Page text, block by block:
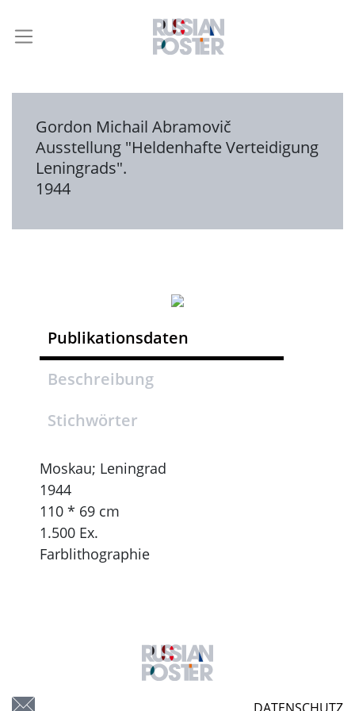
Gordon Michail Abramovič
Ausstellung "Heldenhafte Verteidigung
Leningrads".
1944
Publikationsdaten
Beschreibung
Stichwörter
Moskau; Leningrad
1944
110 * 69 cm
1.500 Ex.
Farblithographie